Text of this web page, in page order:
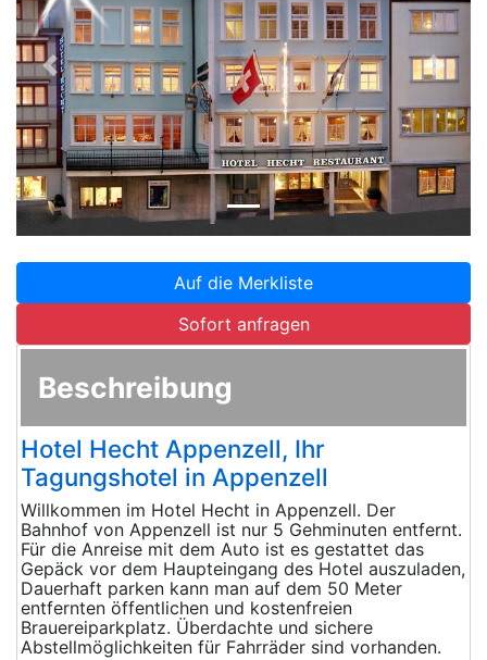
Zurück
Auf die Merkliste
Sofort anfragen
Beschreibung
Hotel Hecht Appenzell, Ihr
Tagungshotel in Appenzell
Willkommen im Hotel Hecht in Appenzell. Der
Bahnhof von Appenzell ist nur 5 Gehminuten entfernt.
Für die Anreise mit dem Auto ist es gestattet das
Gepäck vor dem Haupteingang des Hotel auszuladen,
Dauerhaft parken kann man auf dem 50 Meter
entfernten öffentlichen und kostenfreien
Brauereiparkplatz. Überdachte und sichere
Abstellmöglichkeiten für Fahrräder sind vorhanden.